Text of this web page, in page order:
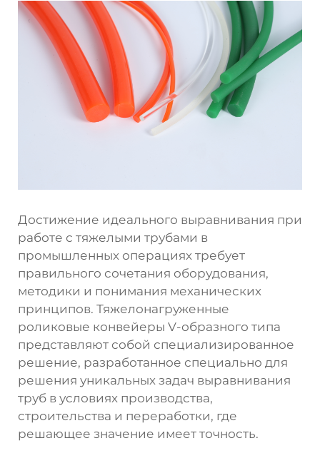
Достижение идеального выравнивания при
работе с тяжелыми трубами в
промышленных операциях требует
правильного сочетания оборудования,
методики и понимания механических
принципов. Тяжелонагруженные
роликовые конвейеры V-образного типа
представляют собой специализированное
решение, разработанное специально для
решения уникальных задач выравнивания
труб в условиях производства,
строительства и переработки, где
решающее значение имеет точность.